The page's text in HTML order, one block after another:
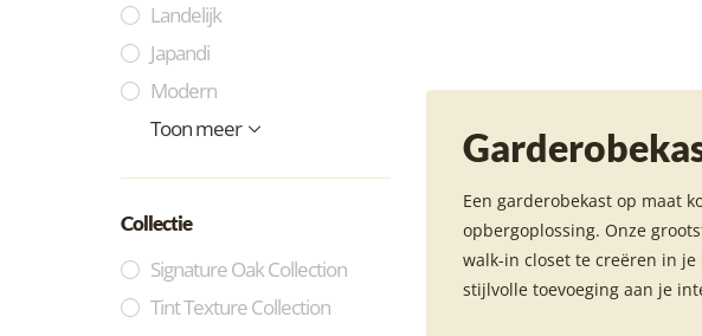
Landelijk
Japandi
Modern
Vintage
Bohemian
Hotel Chique
Minimalistich
Klassiek
Mediteriaans
Toon meer
Collectie
Signature Oak Collection
Tint Texture Collection
Een garderobekast op maat
opbergoplossing. Onze
walk-in closet te creëren in
stijlvolle toevoeging aan je